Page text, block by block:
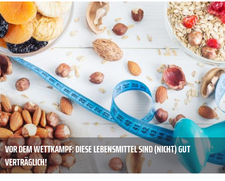
VOR DEM WETTKAMPF: DIESE LEBENSMITTEL SIND (NICHT) GUT
VERTRÄGLICH!